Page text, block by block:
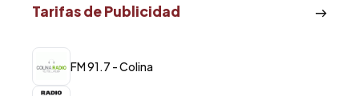
Tarifas de Publicidad
FM 91.7 - Colina